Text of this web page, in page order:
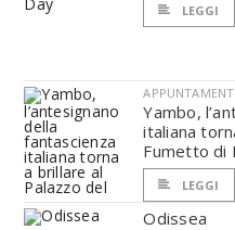
LEGGI
APPUNTAMENTI
Yambo,
italiana
Fumetto di
LEGGI
Odissea